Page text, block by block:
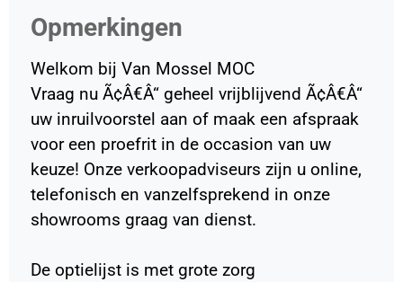
Opmerkingen
Welkom bij Van Mossel MOC
Vraag nu Ã¢Â€Â“ geheel vrijblijvend Ã¢Â€Â“
uw inruilvoorstel aan of maak een afspraak
voor een proefrit in de occasion van uw
keuze! Onze verkoopadviseurs zijn u online,
telefonisch en vanzelfsprekend in onze
showrooms graag van dienst.
De optielijst is met grote zorg